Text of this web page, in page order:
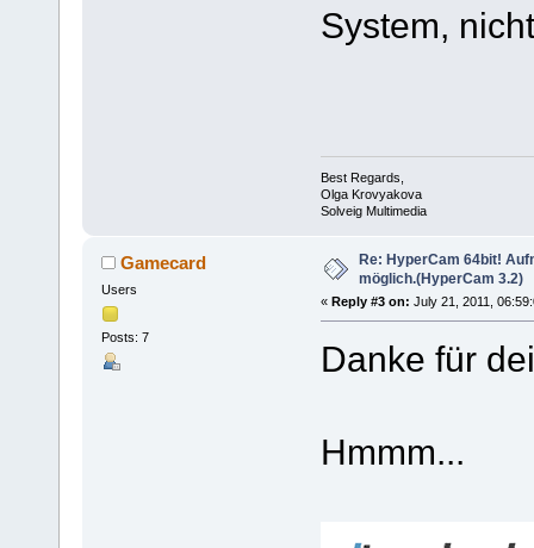
System,
Best Regards,
Olga Krovyakova
Solveig Multimedia
Gamecard
Users
Posts: 7
Re: HyperCam 64bit!
möglich.(HyperCam 3.2)
« Reply #3 on: July 21, 2011,
Danke für
Hmmm...